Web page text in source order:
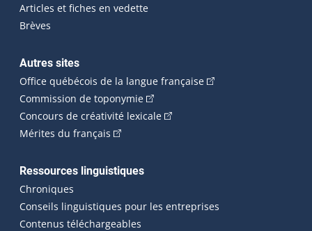
Articles et fiches en vedette
Brèves
Autres sites
Office québécois de la langue française(Cet hyperlien
Commission de toponymie(Cet hyperlien externe s'ouvrira
Concours de créativité lexicale(Cet hyperlien externe
Mérites du français (Cet hyperlien externe s'ouvrira dans une
Ressources linguistiques
Chroniques
Conseils linguistiques pour les entreprises
Contenus téléchargeables